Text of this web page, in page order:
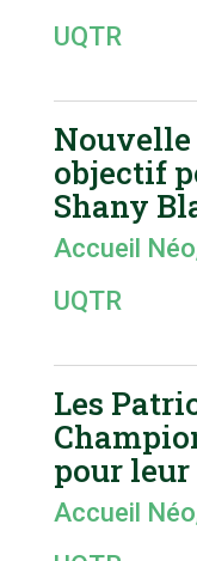
UQTR
Nouvelle
objectif
Shany
Accueil Néo
UQTR
Les
pour leur
Accueil Néo